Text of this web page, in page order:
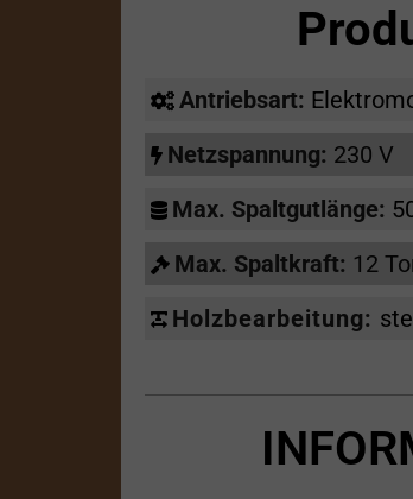
Antriebsart:
Netzspannung: 230 V
Max. Spaltgutlänge:
Max. Spaltkraft: 12
Holzbearbeitung: